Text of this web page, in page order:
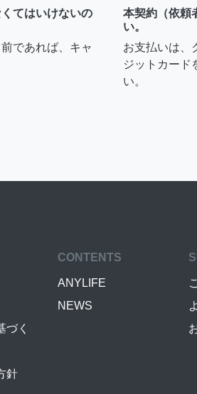
てはいけないの
であれば、キャ
本契約（依頼
い。
お支払いは、
ジットカード
い。
づく
針
CONTENTS
ANYLIFE
NEWS